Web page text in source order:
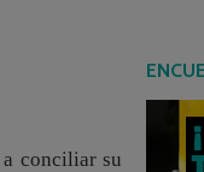
conciliar su